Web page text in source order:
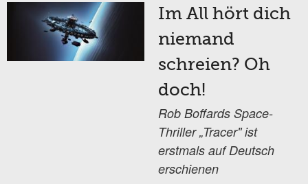
Im All hört dich
niemand
schreien? Oh
doch!
Rob Boffards Space-
Thriller „Tracer" ist
erstmals auf Deutsch
erschienen